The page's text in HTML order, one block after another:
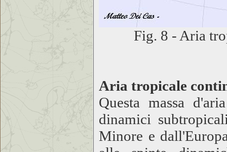
Fig. 8 - Aria
Aria tropicale
Questa massa
dinamici
Minore e